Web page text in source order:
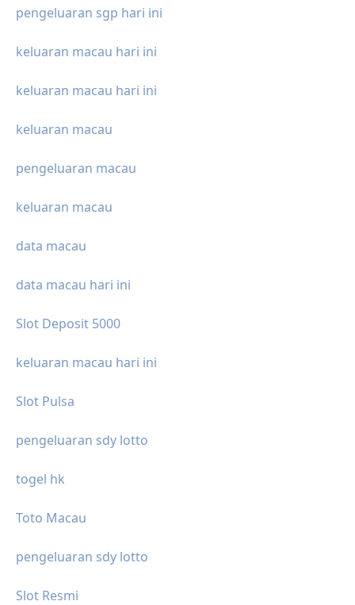
pengeluaran sgp hari ini
keluaran macau hari ini
keluaran macau hari ini
keluaran macau
pengeluaran macau
keluaran macau
data macau
data macau hari ini
Slot Deposit 5000
keluaran macau hari ini
Slot Pulsa
pengeluaran sdy lotto
togel hk
Toto Macau
pengeluaran sdy lotto
Slot Resmi